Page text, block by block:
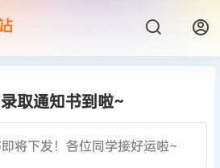
取通知书到啦~
将下发！各位同学接好运啦~